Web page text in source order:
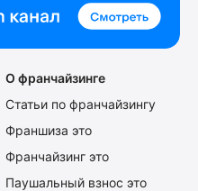
О франчайзинге
Статьи по франчайзингу
Франшиза это
Франчайзинг это
Паушальный взнос это